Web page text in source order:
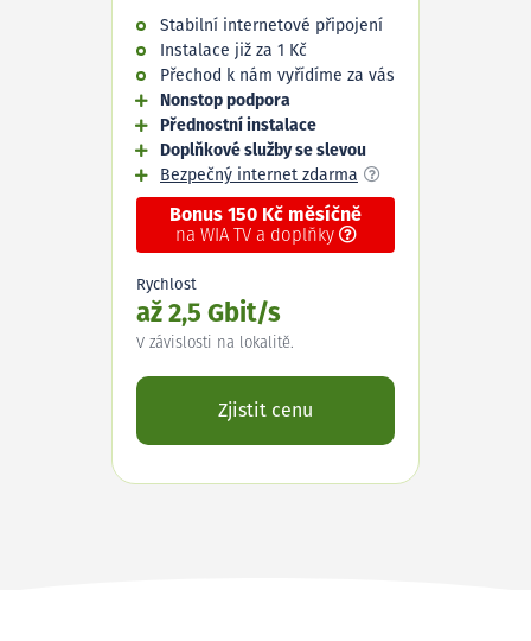
Stabilní internetové připojení
Instalace již za 1 Kč
Přechod k nám vyřídíme za vás
Nonstop podpora
Přednostní instalace
Doplňkové služby se slevou
Bezpečný internet zdarma
Bonus 150 Kč měsíčně
na WIA TV a doplňky
Rychlost
až 2,5 Gbit/s
V závislosti na lokalitě.
Zjistit cenu